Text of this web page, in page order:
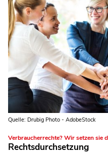
Quelle: Drubig Photo - AdobeStock
Verbraucherrechte? Wir setzen sie
Rechtsdurchsetzung